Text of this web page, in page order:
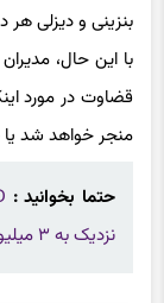
بنزینی و دیزلی
با این حال،
قضاوت در مورد
منجر خواهد شد
حتما بخوانید :
نزدیک به ۳ میلیون دلار فروخت